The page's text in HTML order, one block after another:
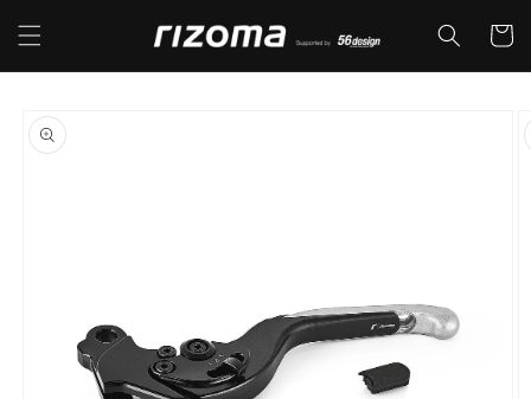
ンツに
進む
ー
報にス
キップ